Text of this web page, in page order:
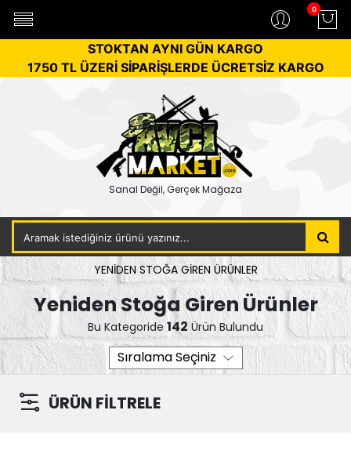
0
STOKTAN AYNI GÜN KARGO
1750 TL ÜZERİ SİPARİŞLERDE ÜCRETSİZ KARGO
Sanal Değil, Gerçek Mağaza
YENIDEN STOĞA GIREN ÜRÜNLER
Yeniden Stoğa Giren Ürünler
Bu Kategoride 142Ürün Bulundu
ÜRÜN FİLTRELE